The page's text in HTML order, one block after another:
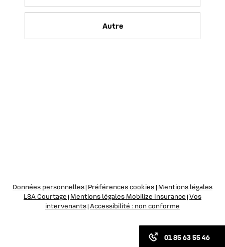
Autre
Données personnelles| Préférences cookies| Mentions légales
LSA Courtage| Mentions légales Mobilize Insurance|Vos
intervenants| Accessibilité : non conforme
01 85 63 55 46